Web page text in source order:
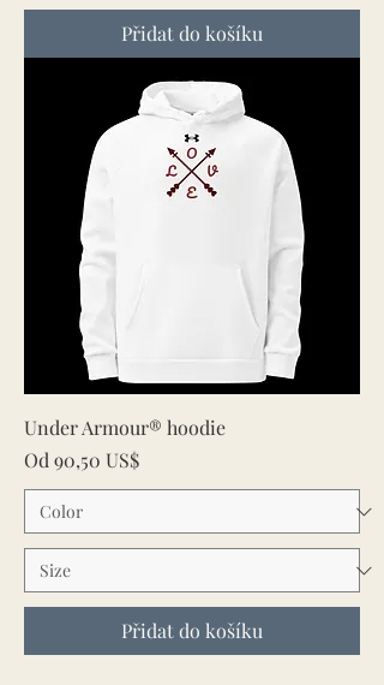
Přidat do košíku
Under Armour® hoodie
Od 90,50 US$
Zvýhodněná cena
Přidat do košíku